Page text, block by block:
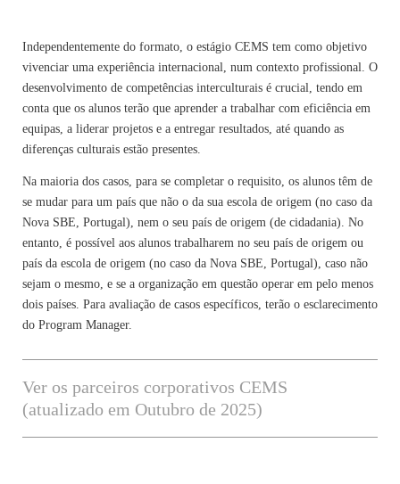
Independentemente do formato, o estágio CEMS tem como objetivo
vivenciar uma experiência internacional, num contexto profissional. O
desenvolvimento de competências interculturais é crucial, tendo em
conta que os alunos terão que aprender a trabalhar com eficiência em
equipas, a liderar projetos e a entregar resultados, até quando as
diferenças culturais estão presentes.
Na maioria dos casos, para se completar o requisito, os alunos têm de
se mudar para um país que não o da sua escola de origem (no caso da
Nova SBE, Portugal), nem o seu país de origem (de cidadania). No
entanto, é possível aos alunos trabalharem no seu país de origem ou
país da escola de origem (no caso da Nova SBE, Portugal), caso não
sejam o mesmo, e se a organização em questão operar em pelo menos
dois países. Para avaliação de casos específicos, terão o esclarecimento
do Program Manager.
Ver os parceiros corporativos CEMS
(atualizado em Outubro de 2025)